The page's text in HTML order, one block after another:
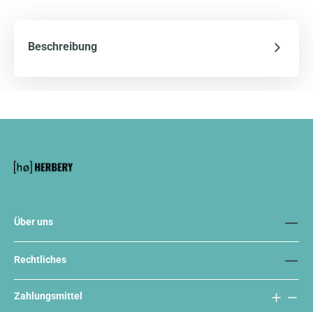
Beschreibung
Über uns
Rechtliches
Zahlungsmittel